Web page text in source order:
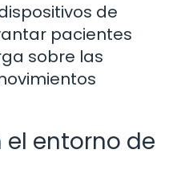
de
pacientes
sobre las
el entorno de